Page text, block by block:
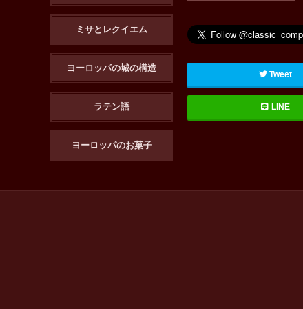
Tweet
LINE
ミサとレクイエム
ヨーロッパの城の構造
ラテン語
ヨーロッパのお菓子